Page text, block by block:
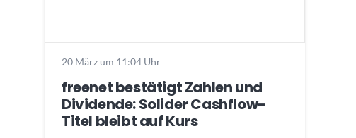
20 März um 11:04 Uhr
freenet bestätigt Zahlen und
Dividende: Solider Cashflow-
Titel bleibt auf Kurs